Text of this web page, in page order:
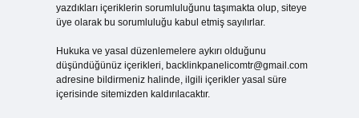
yazdıkları içeriklerin sorumluluğunu taşımakta olup, siteye
üye olarak bu sorumluluğu kabul etmiş sayılırlar.
Hukuka ve yasal düzenlemelere aykırı olduğunu
düşündüğünüz içerikleri, backlinkpanelicomtr@gmail.com
adresine bildirmeniz halinde, ilgili içerikler yasal süre
içerisinde sitemizden kaldırılacaktır.